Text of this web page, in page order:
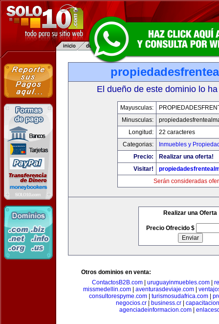
El dueño de este dominio lo
Mayusculas:
Minusculas:
Longitud:
22 caracteres
Categorias:
Inmuebles y
Precio:
Realizar una oferta!
Visitar!
Serán consideradas
Realizar una Oferta
Precio Ofrecido $
Otros dominios en venta:
ContactosB2B.com| uruguayinmuebles.com|
missmedellin.com
aventurasdeviaje.com
consultorespyme.com| turismosudafrica.com|
negocios.cr| business.cr|
agenciadeinformacion.com